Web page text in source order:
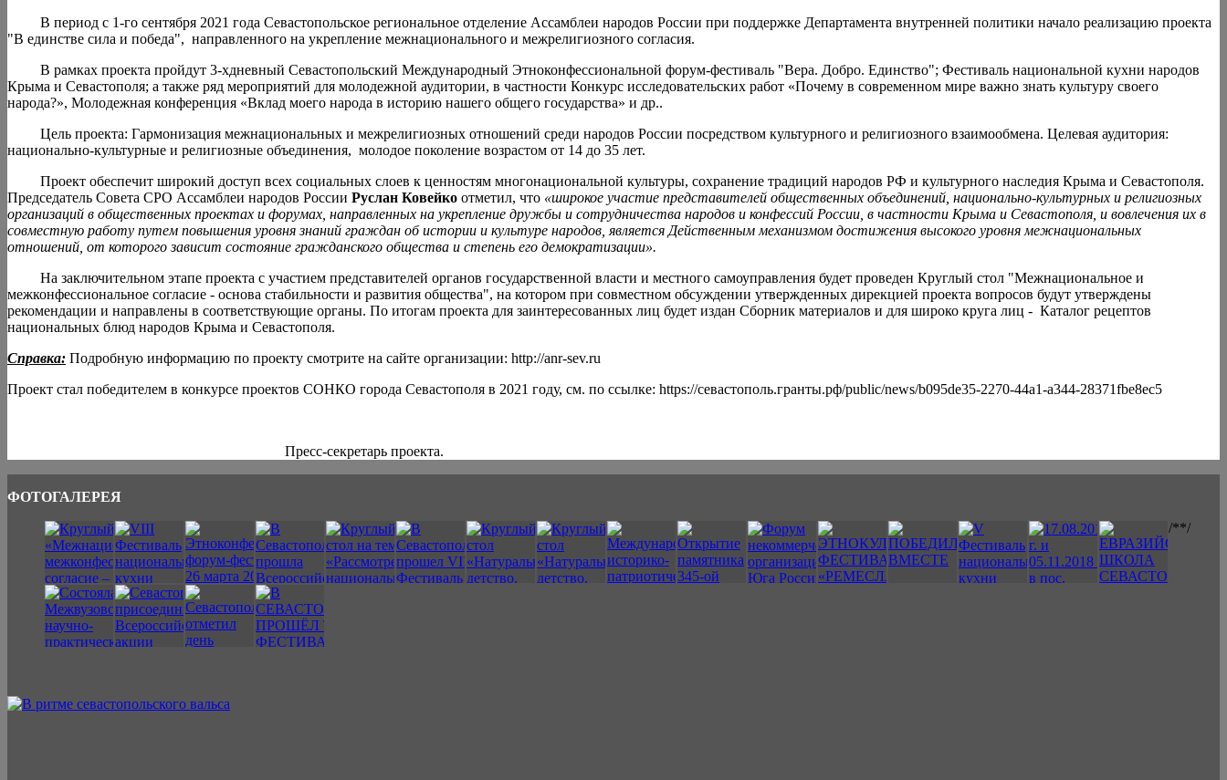
В период с 1-го сентября 2021 года Севастопольское региональное отделение Ассамблеи народов России при поддержке Департамента внутренней политики начало реализацию проекта
"В единстве сила и победа", направленного на укрепление межнационального и межрелигиозного согласия.
В рамках проекта пройдут 3-хдневный Севастопольский Международный Этноконфессиональной форум-фестиваль "Вера. Добро. Единство"; Фестиваль национальной кухни народов
Крыма и Севастополя; а также ряд мероприятий для молодежной аудитории, в частности Конкурс исследовательских работ «Почему в современном мире важно знать культуру своего
народа?», Молодежная конференция «Вклад моего народа в историю нашего общего государства» и др..
Цель проекта: Гармонизация межнациональных и межрелигиозных отношений среди народов России посредством культурного и религиозного взаимообмена. Целевая аудитория:
национально-культурные и религиозные объединения, молодое поколение возрастом от 14 до 35 лет.
Проект обеспечит широкий доступ всех социальных слоев к ценностям многонациональной культуры, сохранение традиций народов РФ и культурного наследия Крыма и Севастополя.
Председатель Совета СРО Ассамблеи народов России Руслан Ковейко отметил, что «широкое участие представителей общественных объединений, национально-культурных и религиозных
организаций в общественных проектах и форумах, направленных на укрепление дружбы и сотрудничества народов и конфессий России, в частности Крыма и Севастополя, и вовлечения их в
совместную работу путем повышения уровня знаний граждан об истории и культуре народов, является Действенным механизмом достижения высокого уровня межнациональных
отношений, от которого зависит состояние гражданского общества и степень его демократизации».
На заключительном этапе проекта с участием представителей органов государственной власти и местного самоуправления будет проведен Круглый стол "Межнациональное и
межконфессиональное согласие - основа стабильности и развития общества", на котором при совместном обсуждении утвержденных дирекцией проекта вопросов будут утверждены
рекомендации и направлены в соответствующие органы. По итогам проекта для заинтересованных лиц будет издан Сборник материалов и для широко круга лиц - Каталог рецептов
национальных блюд народов Крыма и Севастополя.
Справка: Подробную информацию по проекту смотрите на сайте организации: http://anr-sev.ru
Проект стал победителем в конкурсе проектов СОНКО города Севастополя в 2021 году, см. по ссылке: https://севастополь.гранты.рф/public/news/b095de35-2270-44a1-a344-28371fbe8ec5
Пресс-секретарь проекта.
ФОТОГАЛЕРЕЯ
/**/